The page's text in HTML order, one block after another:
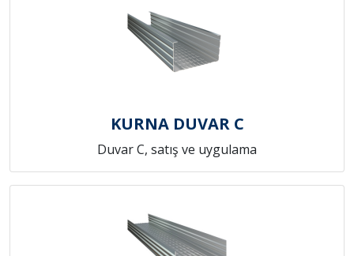
KURNA DUVAR C
Duvar C, satış ve uygulama